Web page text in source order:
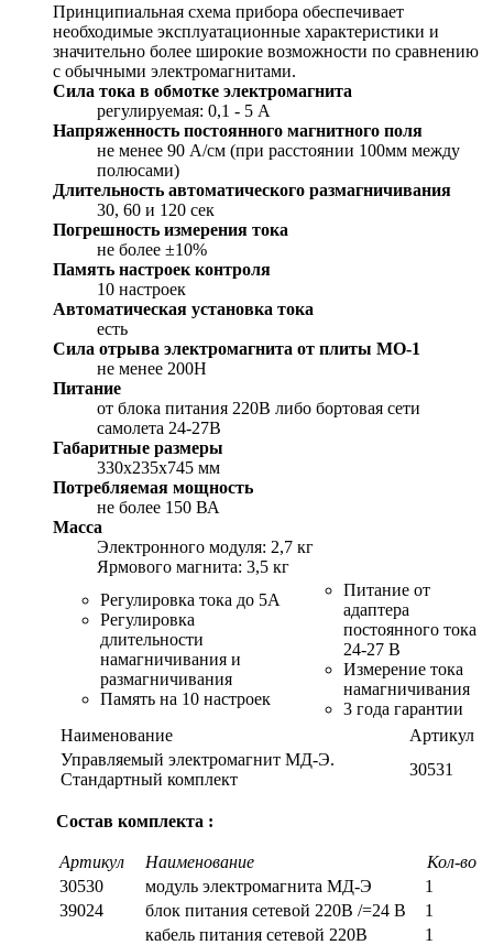
Принципиальная схема прибора обеспечивает
необходимые эксплуатационные характеристики и
значительно более широкие возможности по сравнению
с обычными электромагнитами.
Сила тока в обмотке электромагнита
регулируемая: 0,1 - 5 А
Напряженность постоянного магнитного поля
не менее 90 А/см (при расстоянии 100мм между
полюсами)
Длительность автоматического размагничивания
30, 60 и 120 сек
Погрешность измерения тока
не более ±10%
Память настроек контроля
10 настроек
Автоматическая установка тока
есть
Сила отрыва электромагнита от плиты МО-1
не менее 200Н
Питание
от блока питания 220В либо бортовая сети
самолета 24-27В
Габаритные размеры
330х235х745 мм
Потребляемая мощность
не более 150 ВА
Масса
Электронного модуля: 2,7 кг
Ярмового магнита: 3,5 кг
Регулировка тока до 5А
Регулировка
длительности
намагничивания и
размагничивания
Память на 10 настроек
Питание от
адаптера
постоянного тока
24-27 В
Измерение тока
намагничивания
3 года гарантии
Наименование
Артикул
Управляемый электромагнит МД-Э.
Стандартный комплект
30531
Состав комплекта :
Артикул Наименование
Кол-во
30530
модуль электромагнита МД-Э
1
39024
блок питания сетевой 220В /=24 В
1
кабель питания сетевой 220В
1